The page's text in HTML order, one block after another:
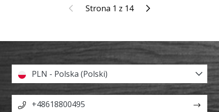
Poprzedni
Strona 1 z 14 Kolejny
PLN - Polska (Polski)
+48618800495